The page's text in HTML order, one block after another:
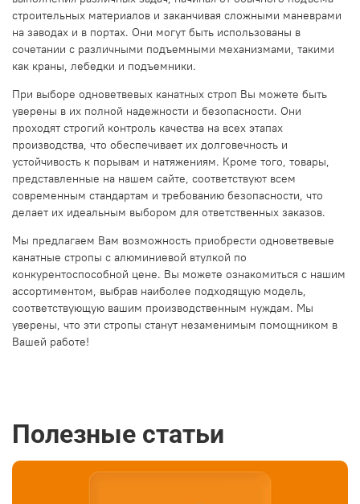
строительных материалов и заканчивая сложными маневрами
на заводах и в портах. Они могут быть использованы в
сочетании с различными подъемными механизмами, такими
как краны, лебедки и подъемники.
При выборе одноветвевых канатных строп Вы можете быть
уверены в их полной надежности и безопасности. Они
проходят строгий контроль качества на всех этапах
производства, что обеспечивает их долговечность и
устойчивость к порывам и натяжениям. Кроме того, товары,
представленные на нашем сайте, соответствуют всем
современным стандартам и требованию безопасности, что
делает их идеальным выбором для ответственных заказов.
Мы предлагаем Вам возможность приобрести одноветвевые
канатные стропы с алюминиевой втулкой по
конкурентоспособной цене. Вы можете ознакомиться с нашим
ассортиментом, выбрав наиболее подходящую модель,
соответствующую вашим производственным нуждам. Мы
уверены, что эти стропы станут незаменимым помощником в
Вашей работе!
Полезные статьи